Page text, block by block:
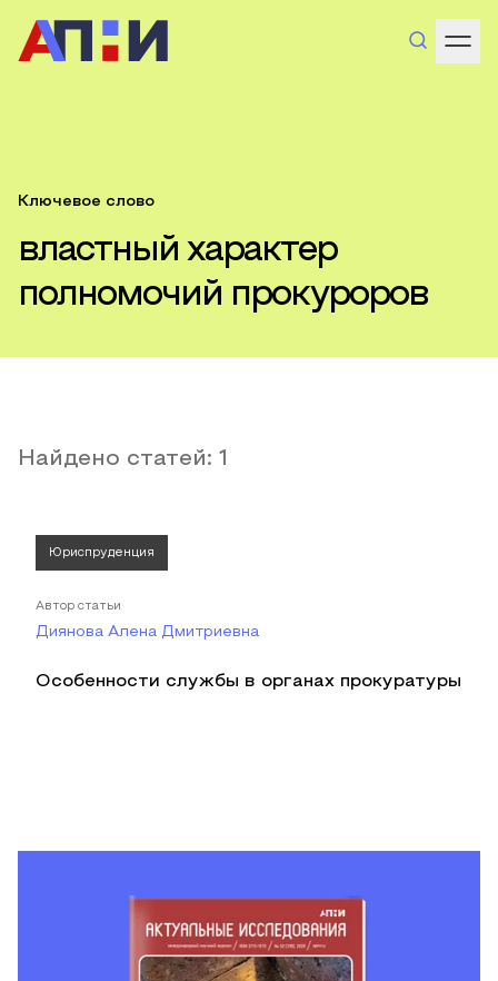
Ключевое слово
властный характер
полномочий прокуроров
Найдено статей: 1
Юриспруденция
Автор статьи
Диянова Алена Дмитриевна
Особенности службы в органах прокуратуры